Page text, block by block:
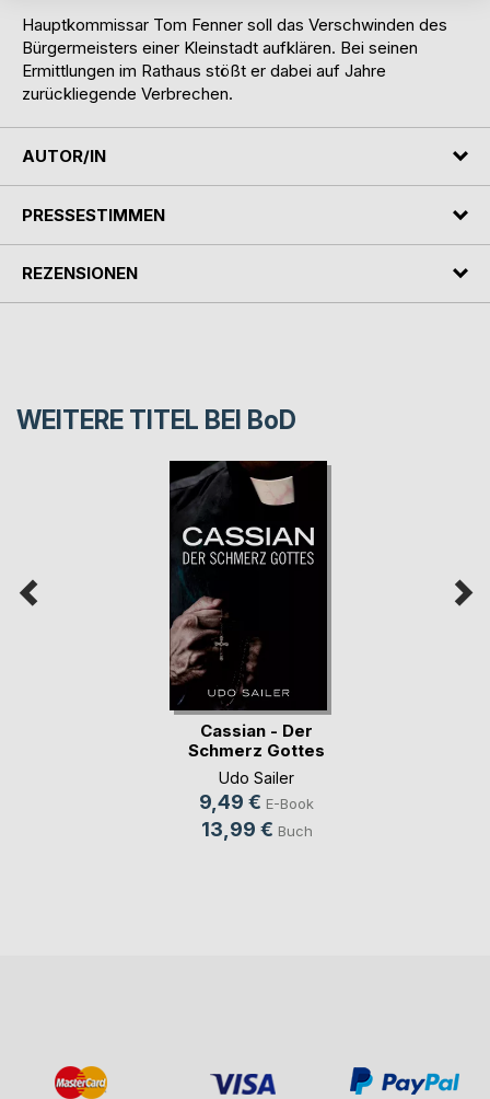
Hauptkommissar Tom Fenner soll das Verschwinden des
Bürgermeisters einer Kleinstadt aufklären. Bei seinen
Ermittlungen im Rathaus stößt er dabei auf Jahre
zurückliegende Verbrechen.
AUTOR/IN
PRESSESTIMMEN
REZENSIONEN
WEITERE TITEL BEI BoD
Cassian - Der
Schmerz Gottes
Udo Sailer
9,49 € E-Book
13,99 € Buch